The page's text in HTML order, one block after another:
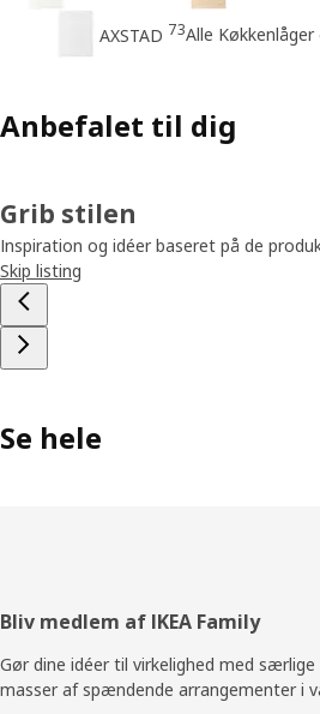
AXSTAD 73Alle
Anbefalet til dig
Grib stilen
Inspiration og idéer baseret på de
Skip listing
Se hele
Footer
Bliv medlem af IKEA Family
Gør dine idéer til virkelighed med
masser af spændende arrangementer i